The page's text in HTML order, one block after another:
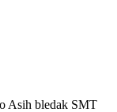
Asih bledak SMT